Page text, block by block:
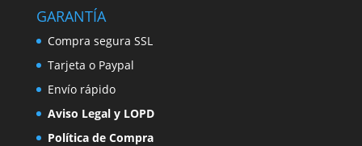
GARANTÍA
Compra segura SSL
Tarjeta o Paypal
Envío rápido
Aviso Legal y LOPD
Política de Compra